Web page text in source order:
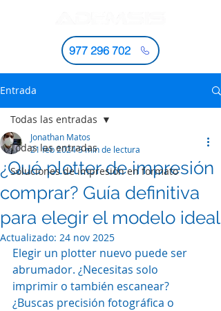
977 296 702
Entrada
Todas las entradas
Soluciones de impresión en formato
Todas las entradas
¿Qué plotter de impresión
comprar? Guía definitiva
para elegir el modelo ideal
Jonathan Matos
21 feb 20243 min de lectura
Actualizado: 24 nov 2025
Elegir un plotter nuevo puede ser
abrumador. ¿Necesitas solo
imprimir o también escanear?
¿Buscas precisión fotográfica o